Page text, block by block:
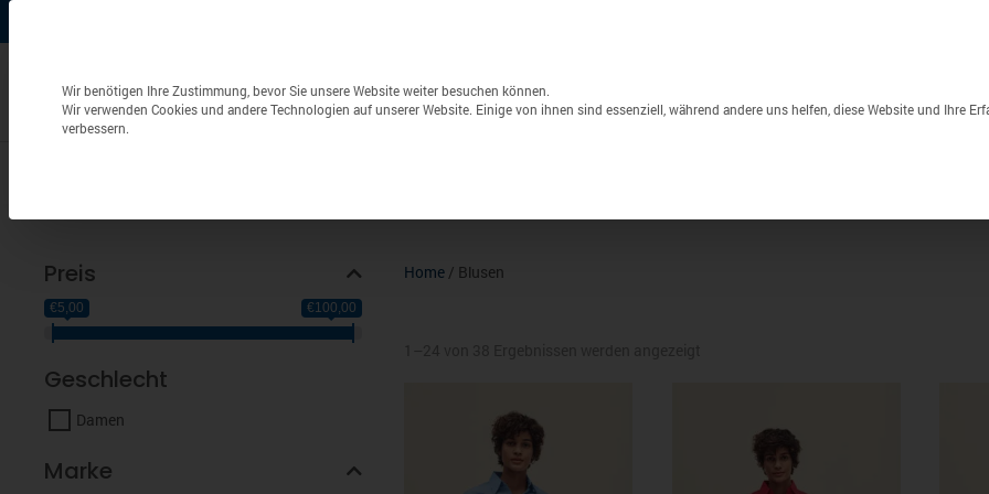
search
Preis
€5,00 €100,00
Geschlecht
Damen
Marke
Home/ Blusen
Datenschutzeinstellungen
Wir benötigen Ihre Zustimmung, bevor Sie unsere Website weiter besuchen können.
Wir verwenden Cookies und andere Technologien auf unserer Website. Einige von ihnen sind essenziell, während andere uns helfen, diese Website und Ihre
verbessern.